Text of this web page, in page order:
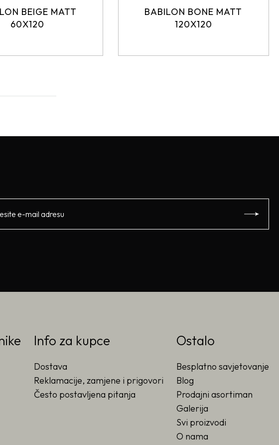
BEIGE MATT
60X120
BABILON BONE MATT
120X120
Info za kupce
Dostava
Reklamacije, zamjene i prigovori
Često postavljena pitanja
Ostalo
Besplatno savjetovanje
Blog
Prodajni asortiman
Galerija
Svi proizvodi
O nama